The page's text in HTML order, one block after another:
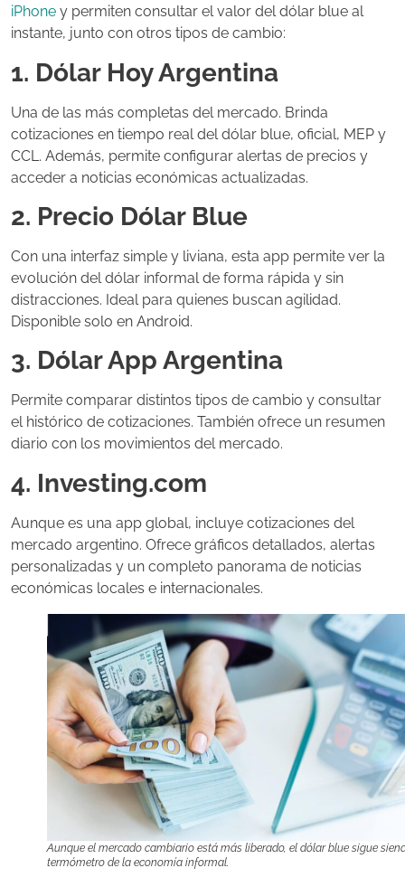
iPhone y permiten consultar el valor del dólar blue al
instante, junto con otros tipos de cambio:
1. Dólar Hoy Argentina
Una de las más completas del mercado. Brinda
cotizaciones en tiempo real del dólar blue, oficial, MEP y
CCL. Además, permite configurar alertas de precios y
acceder a noticias económicas actualizadas.
2. Precio Dólar Blue
Con una interfaz simple y liviana, esta app permite ver la
evolución del dólar informal de forma rápida y sin
distracciones. Ideal para quienes buscan agilidad.
Disponible solo en Android.
3. Dólar App Argentina
Permite comparar distintos tipos de cambio y consultar
el histórico de cotizaciones. También ofrece un resumen
diario con los movimientos del mercado.
4. Investing.com
Aunque es una app global, incluye cotizaciones del
mercado argentino. Ofrece gráficos detallados, alertas
personalizadas y un completo panorama de noticias
económicas locales e internacionales.
Aunque el mercado cambiario está más liberado, el dólar blue sigue
termómetro de la economía informal.